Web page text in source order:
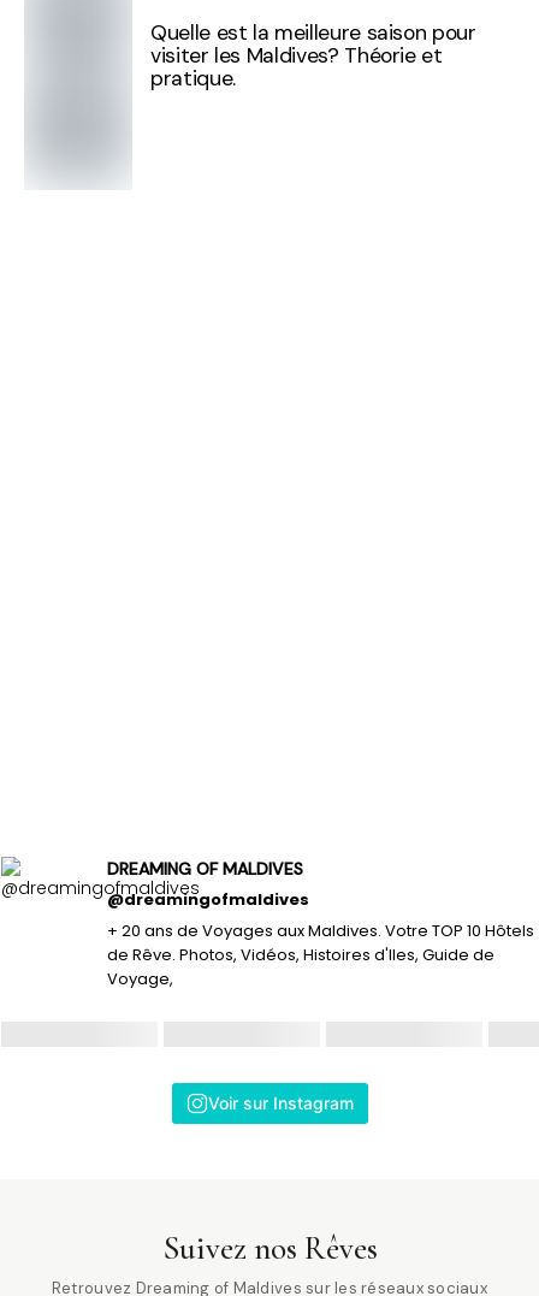
Quelle est la meilleure saison pour
visiter les Maldives? Théorie et
pratique.
DREAMING OF MALDIVES
@dreamingofmaldives
+ 20 ans de Voyages aux Maldives. Votre TOP 10 Hôtels
de Rêve. Photos, Vidéos, Histoires d'Iles, Guide de
Voyage,
Voir sur Instagram
Suivez nos Rêves
Retrouvez Dreaming of Maldives sur les réseaux sociaux